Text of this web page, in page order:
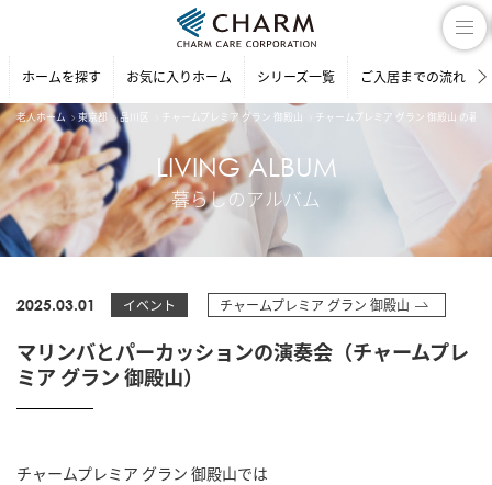
ホームを探す お気に入りホーム シリーズ一覧 ご入居までの流れ
老人ホーム 東京都 品川区 チャームプレミア グラン 御殿山 チャームプレミア グラン 御殿山 の暮
LIVING ALBUM
暮らしのアルバム
2025.03.01 イベント チャームプレミア グラン 御殿山
マリンバとパーカッションの演奏会（チャームプレ
ミア グラン 御殿山）
チャームプレミア グラン 御殿山では